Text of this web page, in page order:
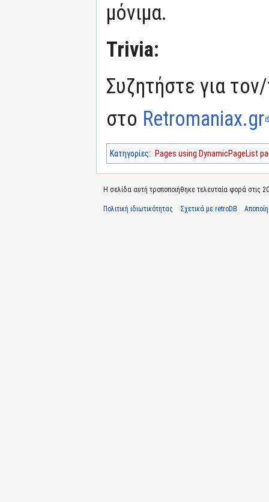
μόνιμα.
Trivia:
Συζητήστε για
στο Retromaniax.gr
Κατηγορίες: Pages using DynamicPageList
Η σελίδα αυτή τροποποιήθηκε τελευταία φορά στις
Πολιτική ιδιωτικότητας Σχετικά με retroDB